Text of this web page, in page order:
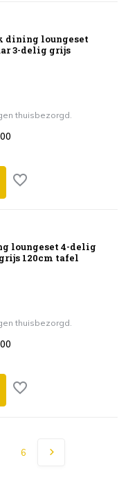
dining loungeset
3-delig grijs
thuisbezorgd.
loungeset 4-delig
120cm tafel
thuisbezorgd.
6